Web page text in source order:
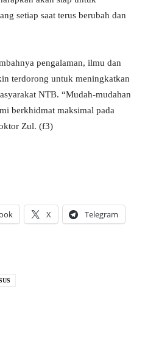
setiap saat terus berubah dan
pengalaman, ilmu dan
terdorong untuk meningkatkan
NTB. “Mudah-mudahan
berkhidmat maksimal pada
Zul. (f3)
X Telegram